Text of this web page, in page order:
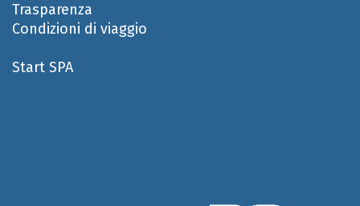
Trasparenza
Condizioni di viaggio
Start SPA